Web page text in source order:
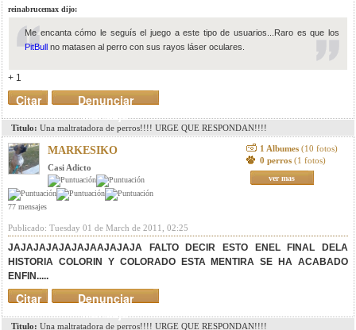
reinabrucemax dijo:
Me encanta cómo le seguís el juego a este tipo de usuarios...Raro es que los
PitBull no matasen al perro con sus rayos láser oculares.
+ 1
Denunciar
mensaje
Citar
Titulo: Una maltratadora de perros!!!! URGE QUE RESPONDAN!!!!
MARKESIKO
Casi Adicto
77 mensajes
1 Albumes (10 fotos)
0 perros (1 fotos)
ver mas
Publicado: Tuesday 01 de March de 2011, 02:25
JAJAJAJAJAJAJAAJAJAJA FALTO DECIR ESTO ENEL FINAL DELA
HISTORIA COLORIN Y COLORADO ESTA MENTIRA SE HA ACABADO
ENFIN.....
Denunciar
mensaje
Citar
Titulo: Una maltratadora de perros!!!! URGE QUE RESPONDAN!!!!